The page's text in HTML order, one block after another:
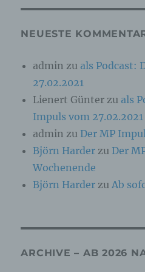
NEUESTE
admin zu als Podcast:
27.02.2021
Lienert Günter zu als
Impuls vom 27.02.2021
admin zu Der MP
Björn Harder zu Der
Wochenende
Björn Harder zuAb
ARCHIVE – AB 2026
besonderen
psychischen,
b) betroffene Person
Betroffene Person ist
identifizierbare
personenbezogene
Verarbeitung
werden.
oder jede solche